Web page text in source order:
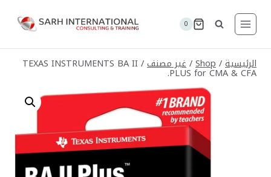
إلى
المحتوى 0
الرئيسية/
Shop
/غير مصنف/
TEXAS INSTRUMENTS BA II
PLUS for CMA & CFA.